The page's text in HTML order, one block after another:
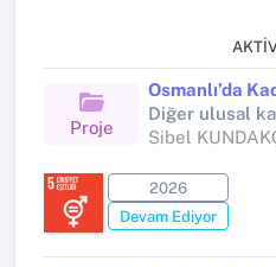
Proje
Sibel
2026
Devam Ediyor